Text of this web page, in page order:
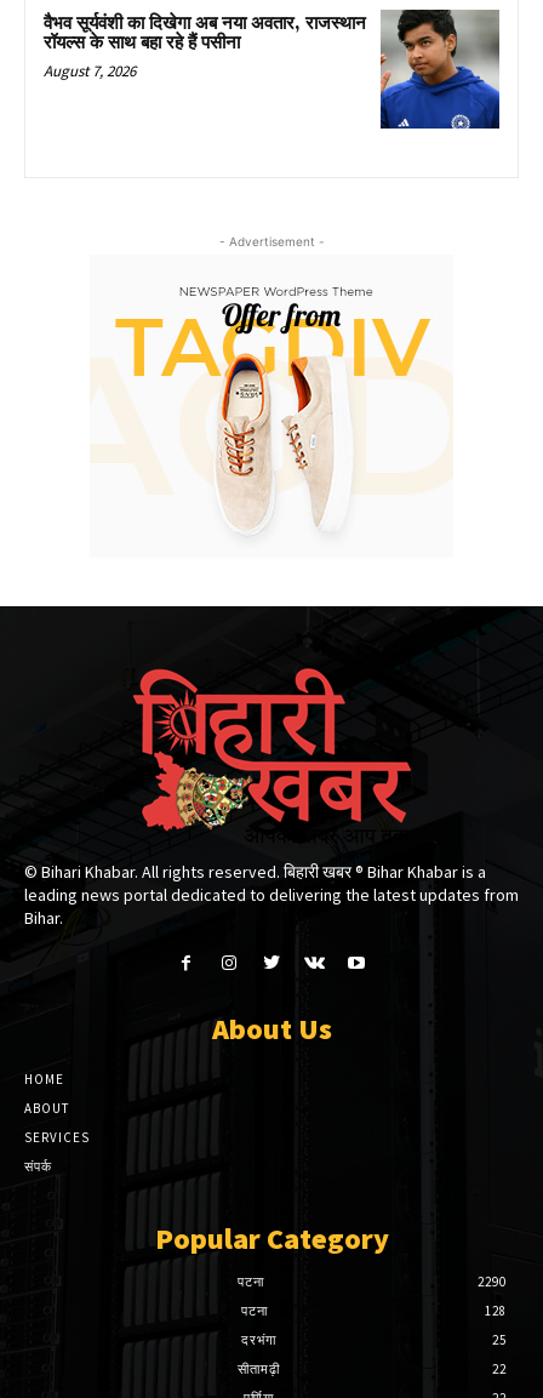
वैभव सूर्यवंशी का दिखेगा अब नया अवतार, राजस्थान
रॉयल्स के साथ बहा रहे हैं पसीना
August 7, 2026
- Advertisement -
© Bihari Khabar. All rights reserved. बिहारी खबर ®​ Bihar Khabar is a
leading news portal dedicated to delivering the latest updates from
Bihar.
About Us
HOME
ABOUT
SERVICES
संपर्क
Popular Category
पटना
2290
पटना
128
दरभंगा
25
सीतामढ़ी
22